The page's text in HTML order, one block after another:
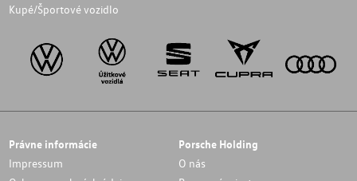
Kupé/Športové vozidlo
Právne informácie
Impressum
Porsche Holding
O nás